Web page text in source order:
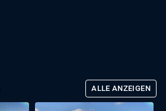
ALLE ANZEIGEN